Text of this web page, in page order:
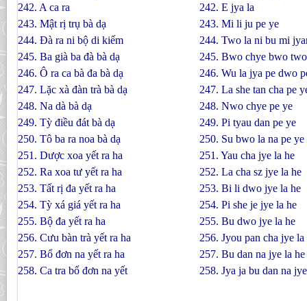
242. A ca ra
242. E jya la
243. Mật rị trụ bà dạ
243. Mi li ju pe ye
244. Ðà ra ni bộ di kiếm
244. Two la ni bu mi
245. Ba già ba đà bà dạ
245. Bwo chye bwo
246. Ô ra ca bà đa bà dạ
246. Wu la jya pe dwo
247. Lặc xà đàn trà bà dạ
247. La she tan cha pe
248. Na dà bà dạ
248. Nwo chye pe ye
249. Tỳ điều đát bà dạ
249. Pi tyau dan pe ye
250. Tô ba ra noa bà dạ
250. Su bwo la na pe ye
251. Dược xoa yết ra ha
251. Yau cha jye la he
252. Ra xoa tư yết ra ha
252. La cha sz jye la he
253. Tất rị đa yết ra ha
253. Bi li dwo jye la he
254. Tỳ xá giá yết ra ha
254. Pi she je jye la he
255. Bộ đa yết ra ha
255. Bu dwo jye la he
256. Cưu bàn trà yết ra ha
256. Jyou pan cha jye la
257. Bổ đơn na yết ra ha
257. Bu dan na jye la he
258. Ca tra bổ đơn na yết
258. Jya ja bu dan na jye